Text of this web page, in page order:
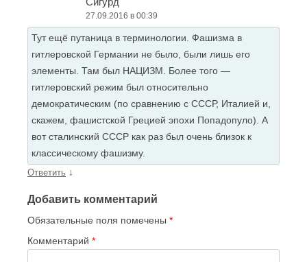
27.09.2016 в 00:39
Тут ещё путаница в терминологии. Фашизма в
гитлеровской Германии не было, были лишь его
элементы. Там был НАЦИЗМ. Более того —
гитлеровский режим был относительно
демократическим (по сравнению с СССР, Италией и,
скажем, фашистской Грецией эпохи Попадопуло). А
вот сталинский СССР как раз был очень близок к
классическому фашизму.
Ответить ↓
Добавить комментарий
Обязательные поля помечены *
Комментарий *